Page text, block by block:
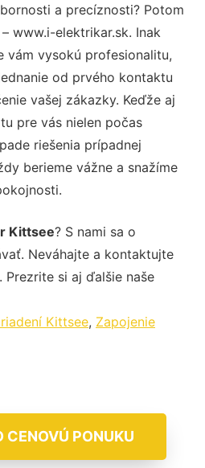
a precíznosti? Potom
www.i-elektrikar.sk. Inak
vám vysokú profesionalitu,
od prvého kontaktu
vašej zákazky. Keďže aj
pre vás nielen počas
riešenia prípadnej
berieme vážne a snažíme
Kittsee? S nami sa o
Neváhajte a kontaktujte
si aj ďalšie naše
Kittsee, Zapojenie
CENOVÚ PONUKU